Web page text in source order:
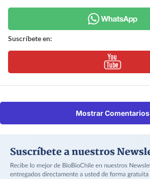
Suscríbete en:
Mostrar Comentarios